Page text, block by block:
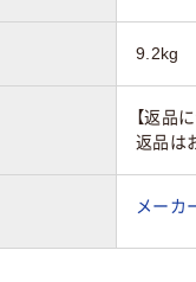
9.2kg
【返品
返品は
メーカ